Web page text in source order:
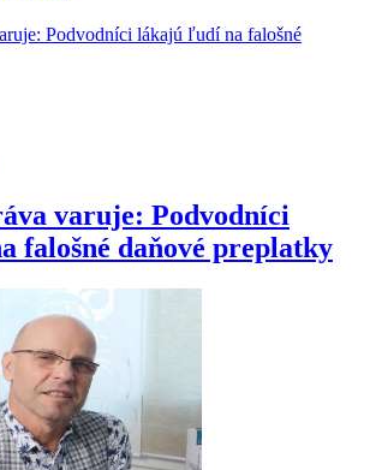
varuje: Podvodníci
falošné daňové preplatky